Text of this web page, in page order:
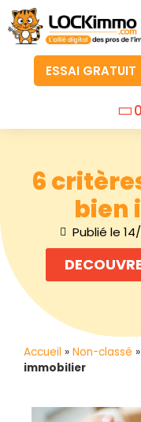
ESSAI GRATUIT
6
bien
Publié le
Accueil » Non-classé »
immobilier